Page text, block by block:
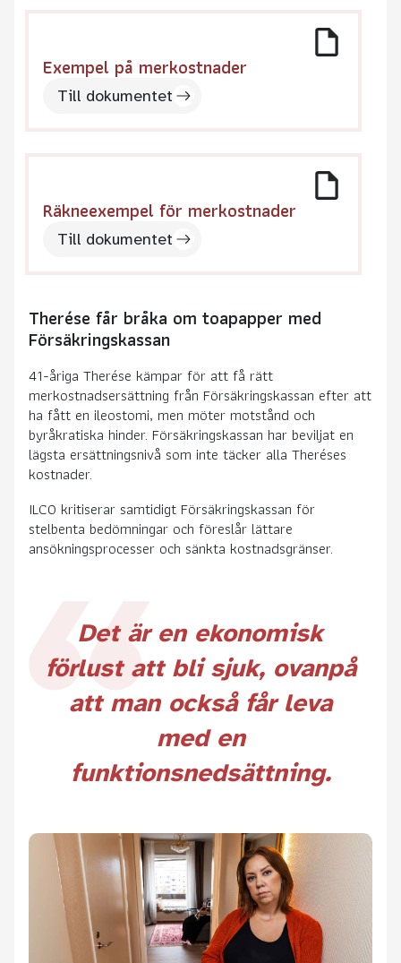
Exempel på merkostnader
Till dokumentet
Räkneexempel för merkostnader
Till dokumentet
Therése får bråka om toapapper med
Försäkringskassan
41-åriga Therése kämpar för att få rätt
merkostnadsersättning från Försäkringskassan efter att
ha fått en ileostomi, men möter motstånd och
byråkratiska hinder. Försäkringskassan har beviljat en
lägsta ersättningsnivå som inte täcker alla Theréses
kostnader.
ILCO kritiserar samtidigt Försäkringskassan för
stelbenta bedömningar och föreslår lättare
ansökningsprocesser och sänkta kostnadsgränser.
Det är en ekonomisk
förlust att bli sjuk, ovanpå
att man också får leva
med en
funktionsnedsättning.